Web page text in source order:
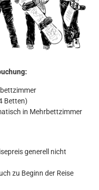
Betten)
in Mehrbettzimmer
generell nicht
zu Beginn der Reise